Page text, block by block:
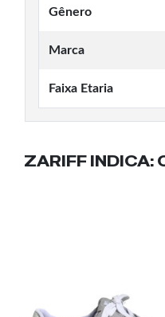
Gênero
Marca
Faixa Etaria
ZARIFF INDICA: